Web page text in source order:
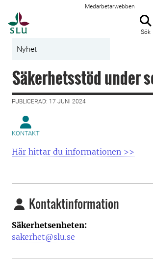
Medarbetarwebben
Sök
Nyhet
Säkerhetsstöd under
PUBLICERAD: 17 JUNI 2024
KONTAKT
Här hittar du informationen >>
Kontaktinformation
Säkerhetsenheten:
sakerhet@slu.se